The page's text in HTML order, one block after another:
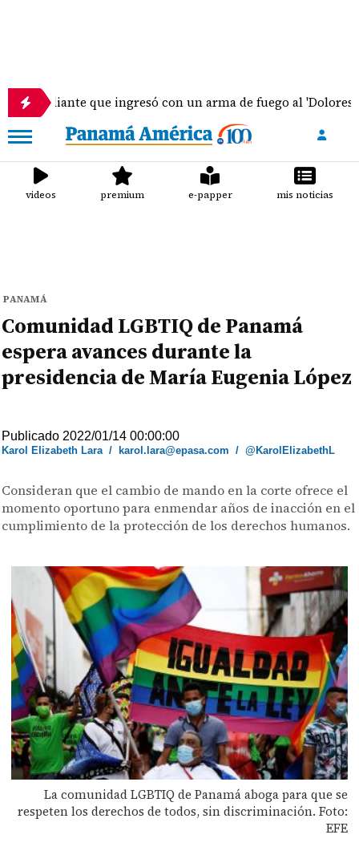
que ingresó con un arma de fuego al 'Dolores Moscote'
videos premium e-papper mis noticias
PANAMÁ
Comunidad LGBTIQ de Panamá
espera avances durante la
presidencia de María Eugenia López
Publicado 2022/01/14 00:00:00
Karol Elizabeth Lara/ karol.lara@epasa.com /@KarolElizabethL
Consideran que el cambio de mando en la corte ofrece el
momento oportuno para enmendar años de inacción en el
cumplimiento de la protección de los derechos humanos.
La comunidad LGBTIQ de Panamá aboga para que se
respeten los derechos de todos, sin discriminación. Foto:
EFE